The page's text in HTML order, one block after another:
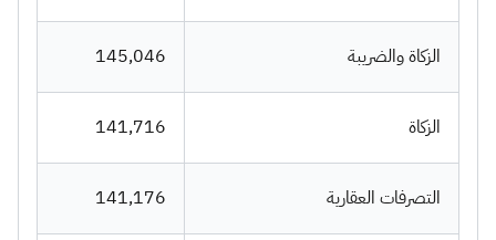
الزكاة والضريبة 145,046
الزكاة 141,716
التصرفات العقارية 141,176